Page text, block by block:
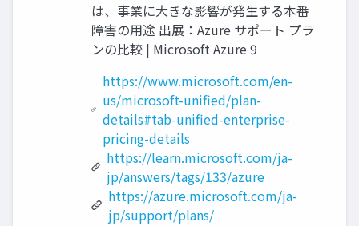
は、事業に大きな影響が発生する本番
障害の用途 出展：Azure サポート プラ
ンの比較 | Microsoft Azure 9
https://www.microsoft.com/en-
us/microsoft-unified/plan-
details#tab-unified-enterprise-
pricing-details
https://learn.microsoft.com/ja-
jp/answers/tags/133/azure
https://azure.microsoft.com/ja-
jp/support/plans/